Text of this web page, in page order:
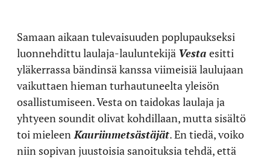
Samaan aikaan tulevaisuuden poplupaukseksi
luonnehdittu laulaja-lauluntekijä Vesta esitti
yläkerrassa bändinsä kanssa viimeisiä laulujaan
vaikuttaen hieman turhautuneelta yleisön
osallistumiseen. Vesta on taidokas laulaja ja
yhtyeen soundit olivat kohdillaan, mutta sisältö
toi mieleenKauriinmetsästäjät. En tiedä, voiko
niin sopivan juustoisia sanoituksia tehdä, että